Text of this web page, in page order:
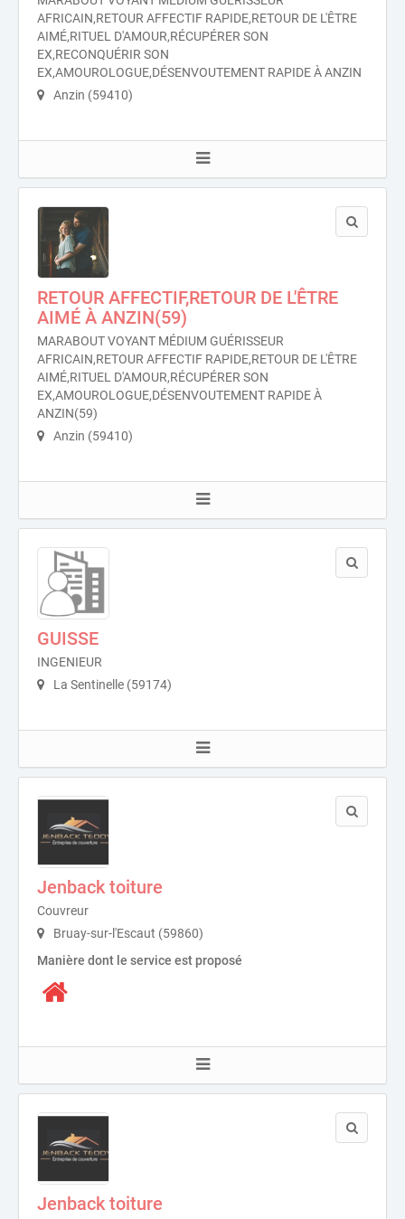
AFRICAIN,RETOUR AFFECTIF RAPIDE,RETOUR DE L'ÊTRE
AIMÉ,RITUEL D'AMOUR,RÉCUPÉRER SON
EX,RECONQUÉRIR SON
EX,AMOUROLOGUE,DÉSENVOUTEMENT RAPIDE À ANZIN
Anzin (59410)
RETOUR AFFECTIF,RETOUR DE L'ÊTRE
AIMÉ À ANZIN(59)
MARABOUT VOYANT MÉDIUM GUÉRISSEUR
AFRICAIN,RETOUR AFFECTIF RAPIDE,RETOUR DE L'ÊTRE
AIMÉ,RITUEL D'AMOUR,RÉCUPÉRER SON
EX,AMOUROLOGUE,DÉSENVOUTEMENT RAPIDE À
ANZIN(59)
Anzin (59410)
GUISSE
INGENIEUR
La Sentinelle (59174)
Jenback toiture
Couvreur
Bruay-sur-l'Escaut (59860)
Manière dont le service est proposé
Jenback toiture